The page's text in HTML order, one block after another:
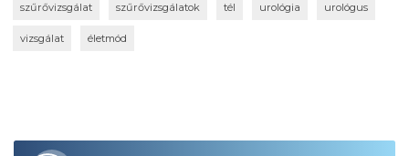
szűrővizsgálat szűrővizsgálatok tél urológia urológus
vizsgálat életmód